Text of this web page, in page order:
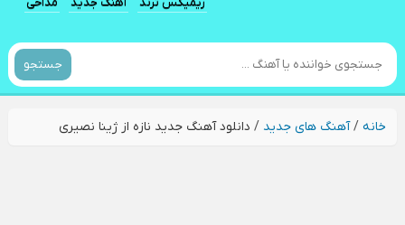
جستجو
خانه/آهنگ های جدید / دانلود آهنگ جدید نازه از ژینا نصیری